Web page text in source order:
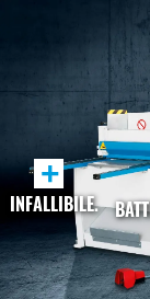
+
INFALLIBILE.